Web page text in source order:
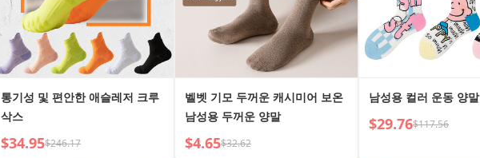
통기성 및 편안한 애슬레저 크루
삭스
$34.95$246.17
벨벳 기모 두꺼운 캐시미어 보온
남성용 두꺼운 양말
$4.65$32.62
남성용 컬러 운동 양말
$29.76$117.56